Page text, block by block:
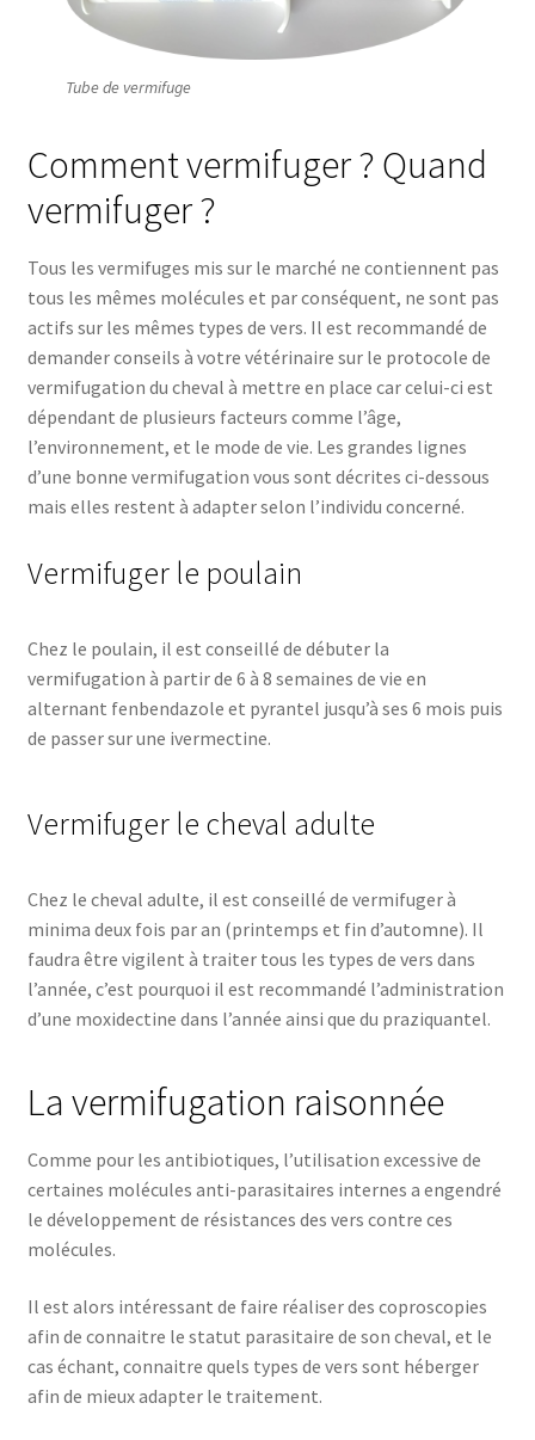
Tube de vermifuge
Comment vermifuger ? Quand
vermifuger ?
Tous les vermifuges mis sur le marché ne contiennent pas
tous les mêmes molécules et par conséquent, ne sont pas
actifs sur les mêmes types de vers. Il est recommandé de
demander conseils à votre vétérinaire sur le protocole de
vermifugation du cheval à mettre en place car celui-ci est
dépendant de plusieurs facteurs comme l’âge,
l’environnement, et le mode de vie. Les grandes lignes
d’une bonne vermifugation vous sont décrites ci-dessous
mais elles restent à adapter selon l’individu concerné.
Vermifuger le poulain
Chez le poulain, il est conseillé de débuter la
vermifugation à partir de 6 à 8 semaines de vie en
alternant fenbendazole et pyrantel jusqu’à ses 6 mois puis
de passer sur une ivermectine.
Vermifuger le cheval adulte
Chez le cheval adulte, il est conseillé de vermifuger à
minima deux fois par an (printemps et fin d’automne). Il
faudra être vigilent à traiter tous les types de vers dans
l’année, c’est pourquoi il est recommandé l’administration
d’une moxidectine dans l’année ainsi que du praziquantel.
La vermifugation raisonnée
Comme pour les antibiotiques, l’utilisation excessive de
certaines molécules anti-parasitaires internes a engendré
le développement de résistances des vers contre ces
molécules.
Il est alors intéressant de faire réaliser des coproscopies
afin de connaitre le statut parasitaire de son cheval, et le
cas échant, connaitre quels types de vers sont héberger
afin de mieux adapter le traitement.